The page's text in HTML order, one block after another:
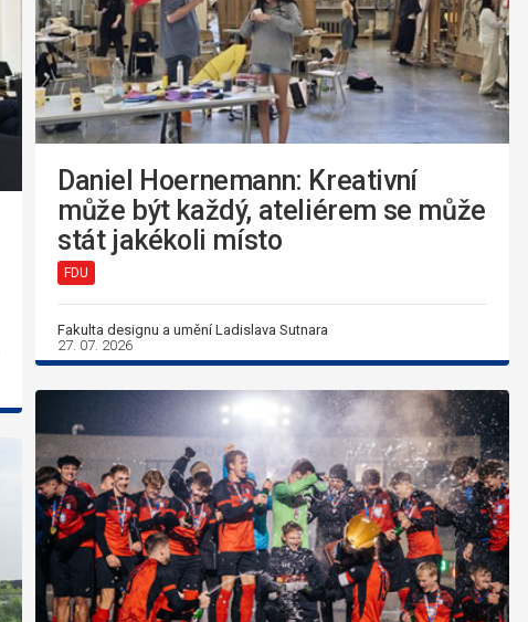
Daniel Hoernemann: Kreativní
může být každý, ateliérem se může
stát jakékoli místo
FDU
Fakulta designu a umění Ladislava Sutnara
27. 07. 2026